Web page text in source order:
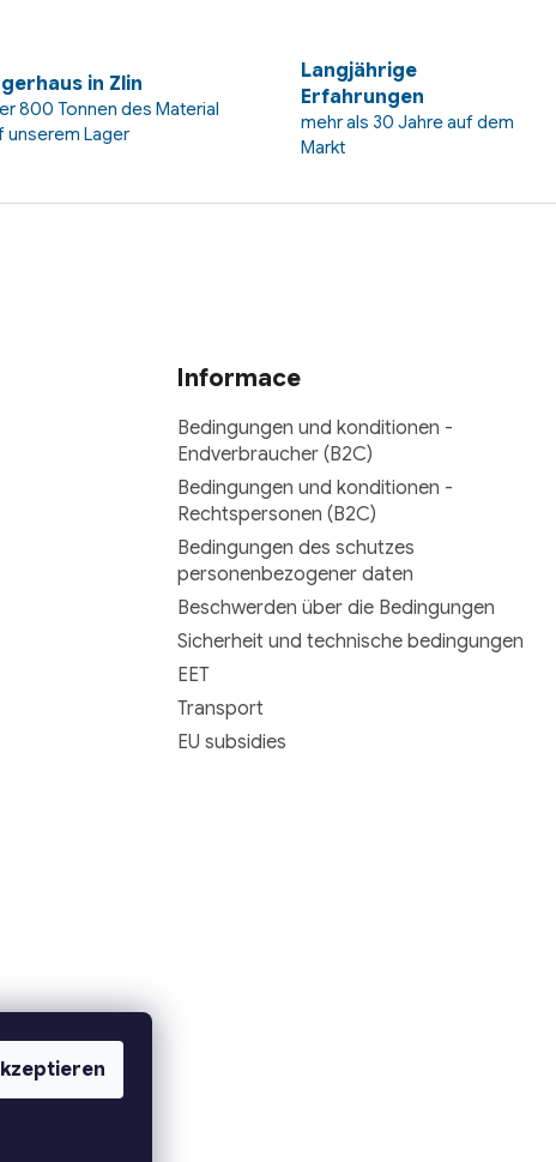
in Zlin
800 Tonnen des Material
unserem Lager
Langjährige
Erfahrungen
mehr als 30 Jahre auf dem
Markt
Informace
Bedingungen und konditionen -
Endverbraucher (B2C)
Bedingungen und konditionen -
Rechtspersonen (B2C)
Bedingungen des schutzes
personenbezogener daten
Beschwerden über die Bedingungen
Sicherheit und technische bedingungen
EET
Transport
EU subsidies